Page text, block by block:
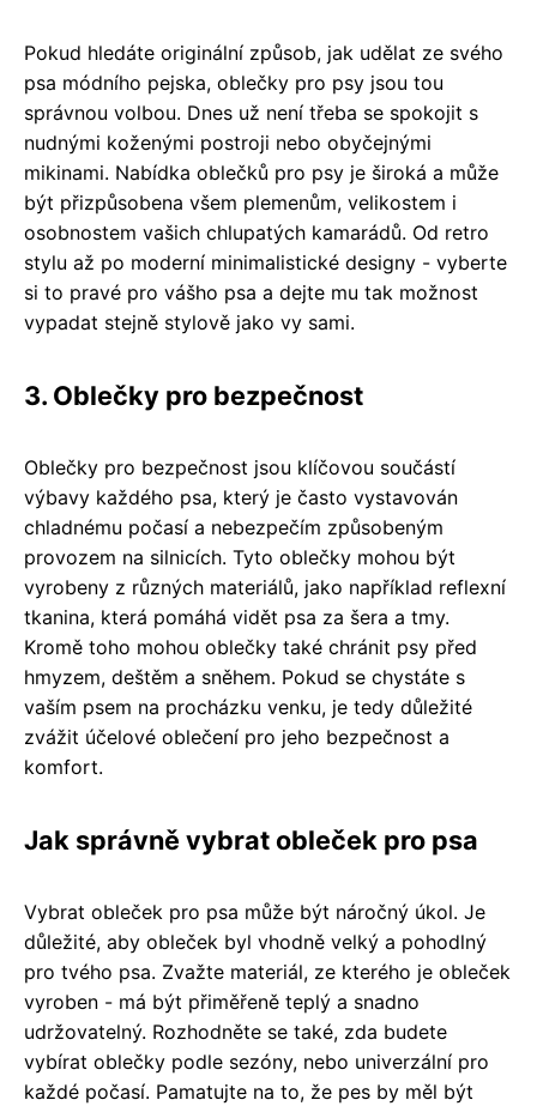
Pokud hledáte originální způsob, jak udělat ze svého
psa módního pejska, oblečky pro psy jsou tou
správnou volbou. Dnes už není třeba se spokojit s
nudnými koženými postroji nebo obyčejnými
mikinami. Nabídka oblečků pro psy je široká a může
být přizpůsobena všem plemenům, velikostem i
osobnostem vašich chlupatých kamarádů. Od retro
stylu až po moderní minimalistické designy - vyberte
si to pravé pro vášho psa a dejte mu tak možnost
vypadat stejně stylově jako vy sami.
3. Oblečky pro bezpečnost
Oblečky pro bezpečnost jsou klíčovou součástí
výbavy každého psa, který je často vystavován
chladnému počasí a nebezpečím způsobeným
provozem na silnicích. Tyto oblečky mohou být
vyrobeny z různých materiálů, jako například reflexní
tkanina, která pomáhá vidět psa za šera a tmy.
Kromě toho mohou oblečky také chránit psy před
hmyzem, deštěm a sněhem. Pokud se chystáte s
vaším psem na procházku venku, je tedy důležité
zvážit účelové oblečení pro jeho bezpečnost a
komfort.
Jak správně vybrat obleček pro psa
Vybrat obleček pro psa může být náročný úkol. Je
důležité, aby obleček byl vhodně velký a pohodlný
pro tvého psa. Zvažte materiál, ze kterého je obleček
vyroben - má být přiměřeně teplý a snadno
udržovatelný. Rozhodněte se také, zda budete
vybírat oblečky podle sezóny, nebo univerzální pro
každé počasí. Pamatujte na to, že pes by měl být